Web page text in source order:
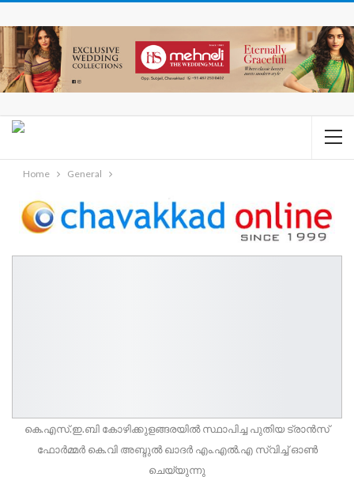
Home General
കെ.എസ്.ഇ.ബി കോഴിക്കുളങ്ങരയില്‍ സ്ഥാപിച്ച പുതിയ ട്രാന്‍സ്
ഫോര്‍മ്മര്‍ കെ.വി അബ്ദുല്‍ ഖാദര്‍ എം.എല്‍.എ സ്വിച്ച് ഓണ്‍
ചെയ്യുന്നു